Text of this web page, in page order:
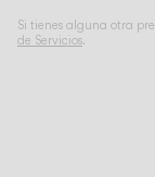
Si tienes alguna otra
de Servicios.